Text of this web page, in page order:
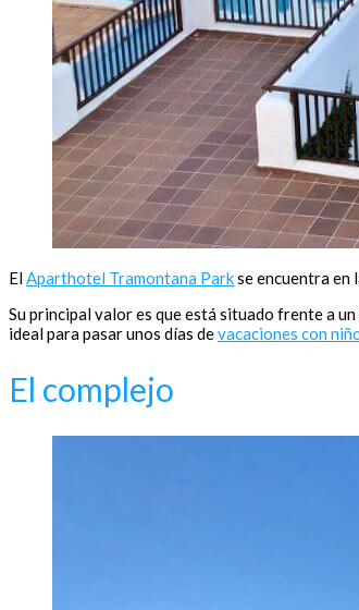
El Aparthotel Tramontana Parkse encuentra en
Su principal valor es que está situado frente a
ideal para pasar unos días devacaciones con
El complejo